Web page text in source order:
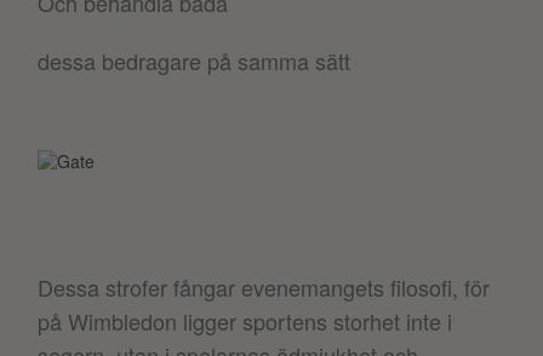
dessa bedragare på samma sätt
Dessa strofer fångar evenemangets filosofi, för
på Wimbledon ligger sportens storhet inte i